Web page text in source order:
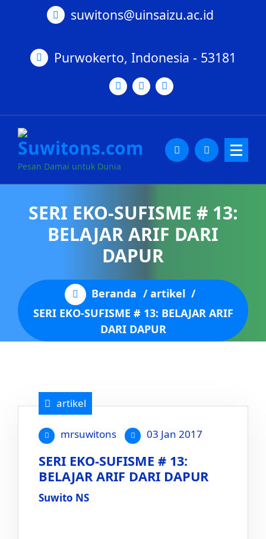
suwitons@uinsaizu.ac.id
Purwokerto, Indonesia - 53181
Pesan Damai untuk Dunia
SERI EKO-SUFISME # 13:
BELAJAR ARIF DARI
DAPUR
Beranda /artikel/
SERI EKO-SUFISME # 13: BELAJAR ARIF
DARI DAPUR
artikel
mrsuwitons 03 Jan 2017
SERI EKO-SUFISME # 13:
BELAJAR ARIF DARI DAPUR
Suwito NS